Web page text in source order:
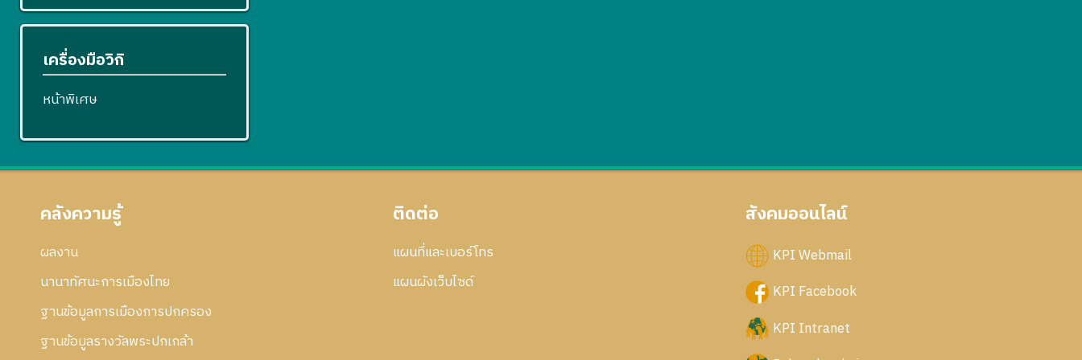
เครื่องมือวิกิ
หน้าพิเศษ
คลังความรู้
ผลงาน
นานาทัศนะการเมืองไทย
ฐานข้อมูลการเมืองการปกครอง
ฐานข้อมูลรางวัลพระปกเกล้า
ติดต่อ
แผนที่และเบอร์โทร
แผนผังเว็บไซด์
สังคมออนไลน์
KPI Webmail
KPI Facebook
KPI Intranet